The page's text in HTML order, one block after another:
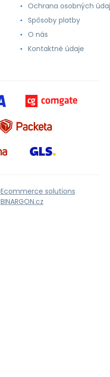
Ochrana osobných
Spôsoby platby
O nás
Kontaktné údaje
Ecommerce solutions
BINARGON.cz